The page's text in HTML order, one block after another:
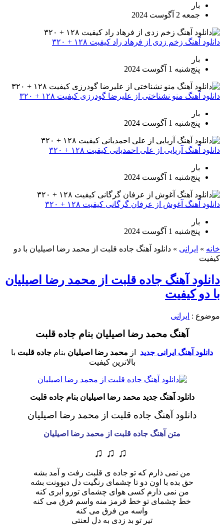
بار
جمعه 2 آگوست 2024
دانلود آهنگ زخم زدی از فرهاد راد کیفیت ۱۲۸ + ۳۲۰
بار
پنج‌شنبه 1 آگوست 2024
دانلود آهنگ منو نشناختی از علیرضا گودرزی کیفیت ۱۲۸ + ۳۲۰
بار
پنج‌شنبه 1 آگوست 2024
دانلود آهنگ آریایی از علی احمدیانی کیفیت ۱۲۸ + ۳۲۰
بار
پنج‌شنبه 1 آگوست 2024
دانلود آهنگ آغوش از عرفان گرگانی کیفیت ۱۲۸ + ۳۲۰
بار
پنج‌شنبه 1 آگوست 2024
خانه » ایرانی » دانلود آهنگ جاده قلبت از محمد رضا اصیلیان با دو
کیفیت
دانلود آهنگ جاده قلبت از محمد رضا اصیلیان
با دو کیفیت
موضوع : ایرانی
آهنگ محمد رضا اصیلیان بنام جاده قلبت
دانلود آهنگ ایرانی جدید از محمد رضا اصیلیان بنام جاده قلبت با
بالاترین کیفیت
دانلود آهنگ جدید محمد رضا اصیلیان بنام جاده قلبت
دانلود آهنگ جاده قلبت از محمد رضا اصیلیان
متن آهنگ جاده قلبت از محمد رضا اصیلیان
♫ ♫ ♫
من نمی ذارم که تو جاده ی قلبت رفت و آمد بشه
حق بده با اون دو تا چشمای رنگیت دل دیوونت بشه
من نمی ذارم کسی هوای چشمای تورو ابری کنه
خط چشمای تو خط قرمز منه واسم فرق می کنه
واسه من فرق می کنه
تیر تو بد زدی به دل لعنتی